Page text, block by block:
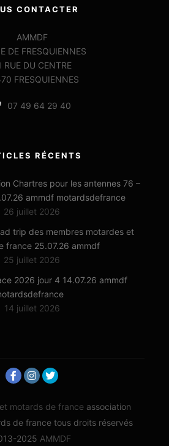
CONTACTER
AMMDF
DE FRESQUIENNES
RUE DU CENTRE
FRESQUIENNES
07 49 64 29 40
RÉCENTS
Chartres pour les antennes 76 –
ammdf motardsdefrance
26 juillet 2026
trip des membres motardes et
france 25.07.26 ammdf
25 juillet 2026
2026 jour 4 14.07.26 ammdf
14 juillet 2026
motards de france association
de france tous droits réservés
2025 AMMDF